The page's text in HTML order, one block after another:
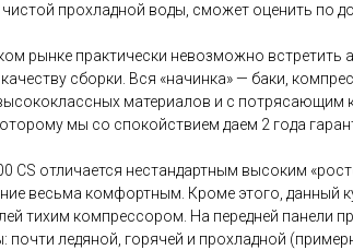
прохладной воды, сможет оценить по
рынке практически невозможно встретить
сборки. Вся «начинка» — баки,
материалов и с потрясающим
мы со спокойствием даем 2 года
CS отличается нестандартным высоким
весьма комфортным. Кроме этого, данный
тихим компрессором. На передней панели
почти ледяной, горячей и прохладной